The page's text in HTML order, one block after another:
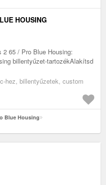
HOUSING
65 / Pro Blue Housing:
billentyűzet-tartozékAlakítsd
hez, billentyűzetek, custom
Blue Housing